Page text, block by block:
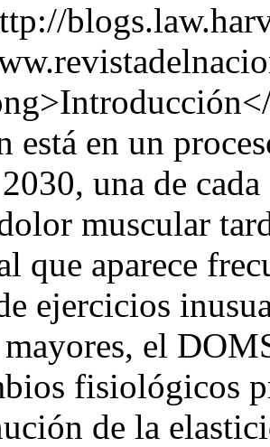
está en un
una de
muscular
que aparece
ejercicios
mayores, el
fisiológicos
de la